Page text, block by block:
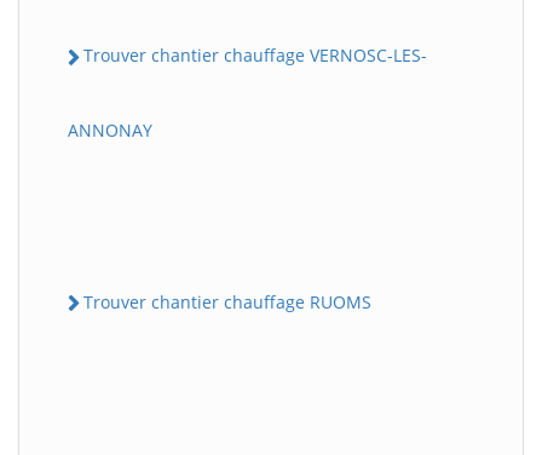
Trouver chantier chauffage VERNOSC-LES-
ANNONAY
Trouver chantier chauffage RUOMS